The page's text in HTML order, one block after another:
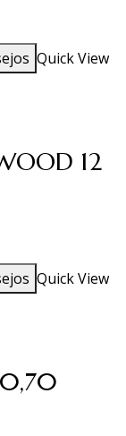
Quick View
12
Quick View
0,70